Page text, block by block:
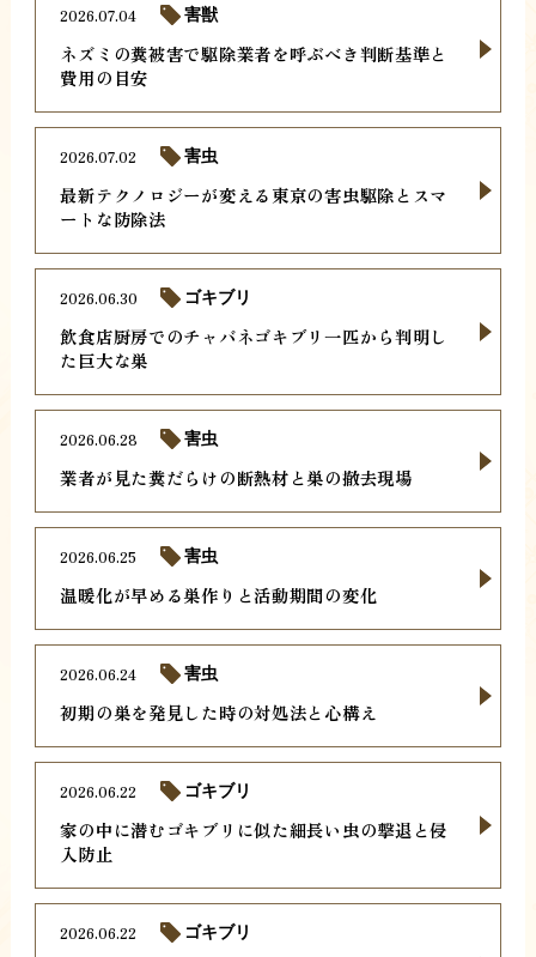
ネズミの糞被害で駆除業者を呼ぶべき判断基準と
費用の目安
2026.07.04 害獣
最新テクノロジーが変える東京の害虫駆除とスマ
ートな防除法
2026.07.02 害虫
飲食店厨房でのチャバネゴキブリ一匹から判明し
た巨大な巣
2026.06.30 ゴキブリ
業者が見た糞だらけの断熱材と巣の撤去現場
2026.06.28 害虫
温暖化が早める巣作りと活動期間の変化
2026.06.25 害虫
初期の巣を発見した時の対処法と心構え
2026.06.24 害虫
家の中に潜むゴキブリに似た細長い虫の撃退と侵
入防止
2026.06.22 ゴキブリ
2026.06.22 ゴキブリ